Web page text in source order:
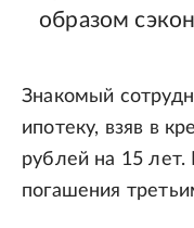
образом
Знакомый
ипотеку, взяв в
рублей на 15
погашения